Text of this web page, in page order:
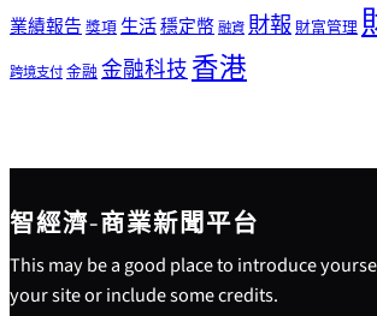
業績報告獎項生活穩定幣融資財報 財富管理
跨境支付金融 金融科技香港
智經濟-商業新聞平台
This may be a good place to introduce
your site or include some credits.